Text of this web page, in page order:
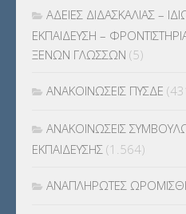
ΑΔΕΙΕΣ ΔΙΔΑΣΚΑΛΙΑΣ –
ΕΚΠΑΙΔΕΥΣΗ –
ΞΕΝΩΝ ΓΛΩΣΣΩΝ (5)
ΑΝΑΚΟΙΝΩΣΕΙΣ ΠΥΣΔΕ
ΑΝΑΚΟΙΝΩΣΕΙΣ
ΕΚΠΑΙΔΕΥΣΗΣ (1.564)
ΑΝΑΠΛΗΡΩΤΕΣ